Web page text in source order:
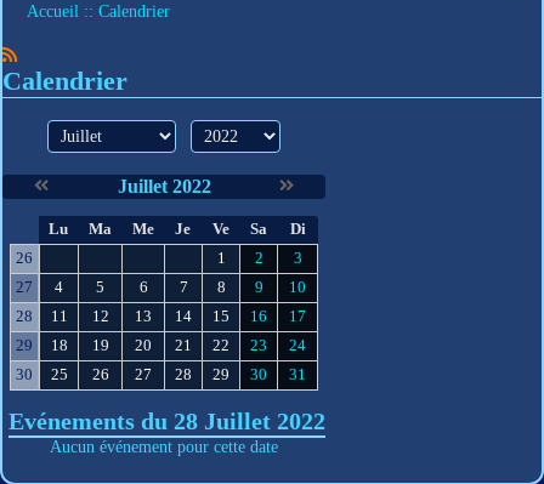
Accueil Calendrier
Calendrier
mois année
Juillet 2022
e
Lu Ma Me Je Ve Sa
Di
26
1 2
3
27
4 5 6 7 8 9
10
28
11 12 13 14 15 16
17
29
18 19 20 21 22 23
24
30
25 26 27 28 29 30 31
Evénements du 28 Juillet 2022
Aucun événement pour cette date